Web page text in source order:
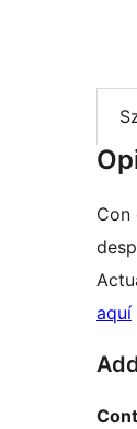
Con
aquí